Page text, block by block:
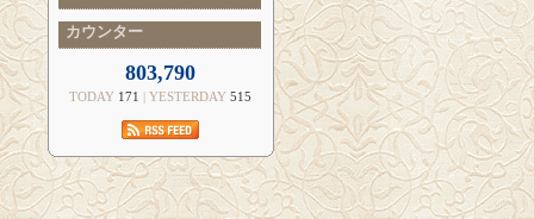
カウンター
803,790
TODAY 171 | YESTERDAY 515